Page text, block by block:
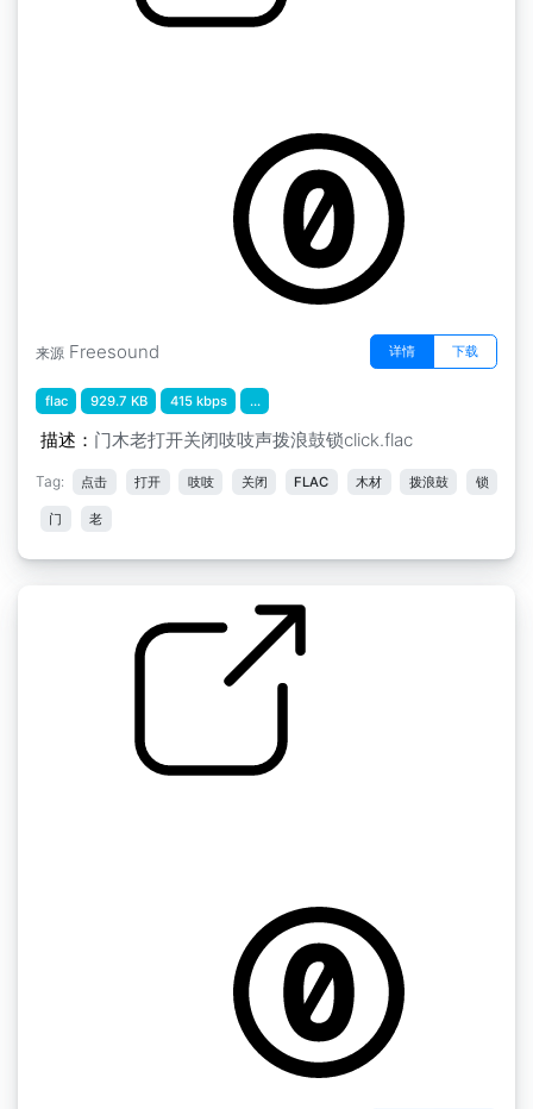
来源 Freesound 详情 下载
flac 929.7 KB 415 kbps ...
描述： 门木老打开关闭吱吱声拨浪鼓锁click.flac
Tag: 点击 打开 吱吱 关闭 FLAC 木材 拨浪鼓 锁
门 老